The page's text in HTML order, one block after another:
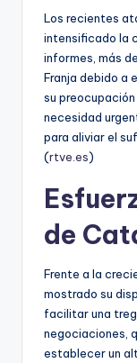
Los recientes
intensificado la
informes, más
Franja debido a
su
necesidad
para aliviar el
(rtve.es)
de
Frente a la
mostrado su
facilitar una
negociaciones,
establecer un